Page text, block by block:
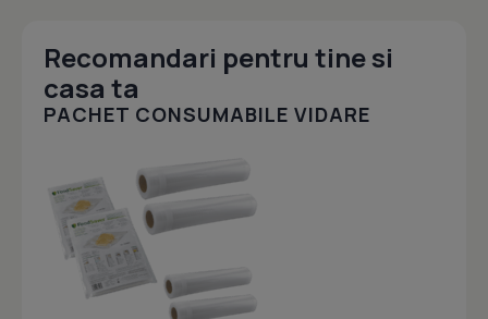
Recomandari pentru tine si
casa ta
PACHET CONSUMABILE VIDARE